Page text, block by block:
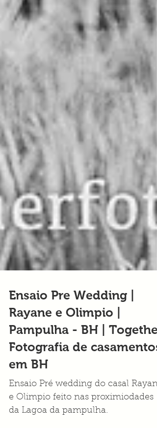
Ensaio Pre Wedding |
Rayane e Olimpio |
Pampulha - BH | Together
Fotografia de casamentos
em BH
Ensaio Pré wedding do casal